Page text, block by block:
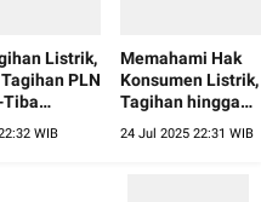
Listrik,
PLN
Tiba
WIB
Memahami Hak
Konsumen Listrik,
Tagihan hingga
Pemadaman
24 Jul 2025 22:31 WIB